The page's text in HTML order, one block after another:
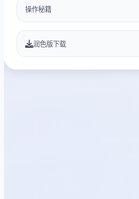
操作秘籍
润色版下载